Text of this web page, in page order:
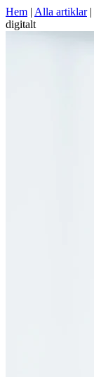
Hem | Alla artiklar|
digitalt